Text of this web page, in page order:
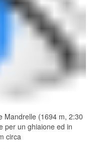
Mandrelle (1694 m, 2:30
per un ghiaione ed in
circa